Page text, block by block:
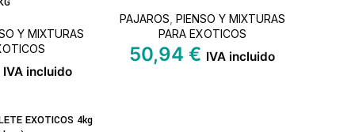
Y MIXTURAS
IVA incluido
PAJAROS PIENSO Y MIXTURAS
PARA EXOTICOS
50,94€ IVA incluido
EXOTICOS 4kg